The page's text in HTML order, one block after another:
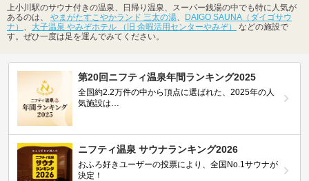
上小川駅のサウナ付きの温泉、日帰り温泉、スーパー銭湯の中でも特に人気が
あるのは、 やまがたすこやかランド 三太の湯、
DAIGO SAUNA（ダイゴサウ
ナ） 、 大子温泉 やみぞホテル （旧 余暇活用センターやみぞ）
などの施設で
す。ぜひ一度は足を運んでみてください。
第20回ニフティ温泉年間ランキング2025
全国約2.2万件の中から頂点に選ばれた、2025年の人
気施設は…
ニフティ温泉 サウナランキング2026
おふろ好きユーザーの投票により、全国No.1サウナが
決定！